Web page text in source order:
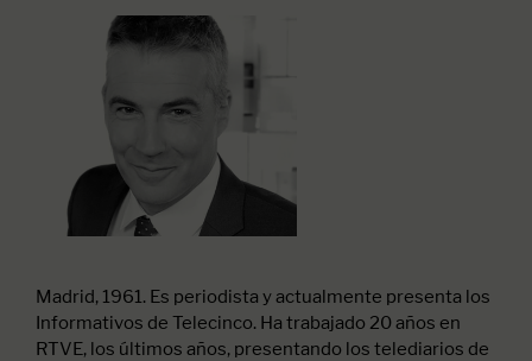
Madrid, 1961. Es periodista y actualmente presenta los
Informativos de Telecinco. Ha trabajado 20 años en
RTVE, los últimos años, presentando los telediarios de